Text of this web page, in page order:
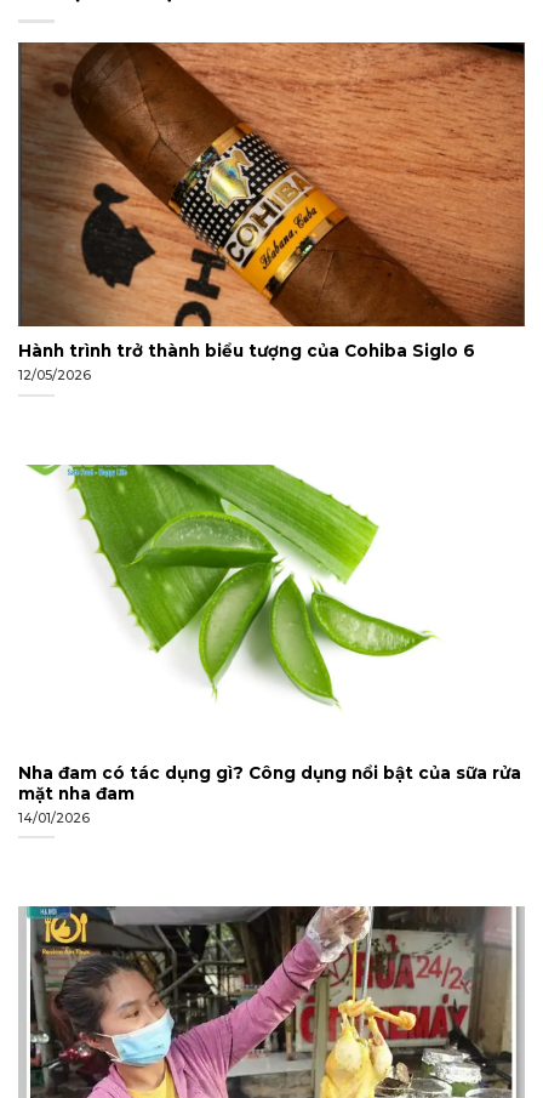
Úc.
Hành trình trở thành biểu tượng của Cohiba Siglo 6
12/05/2026
Nha đam có tác dụng gì? Công dụng nổi bật của sữa rửa
mặt nha đam
14/01/2026